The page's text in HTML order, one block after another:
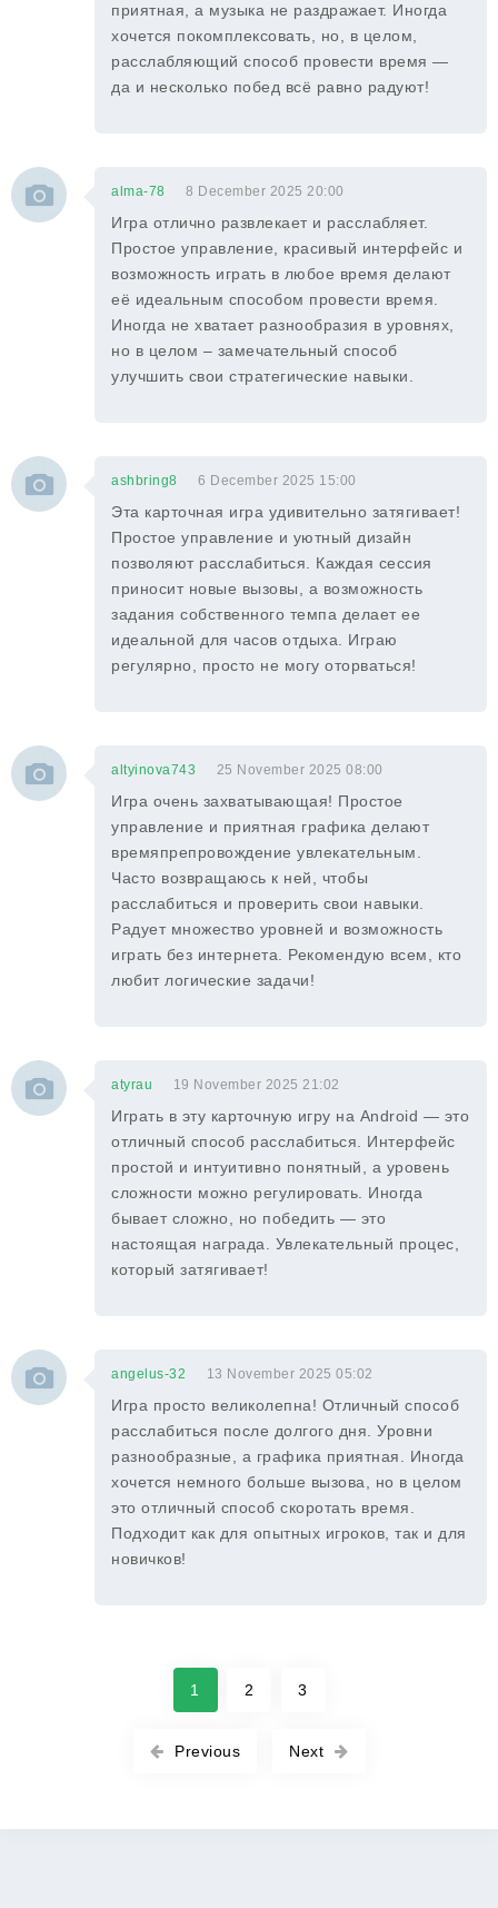
приятная, а музыка не раздражает. Иногда
хочется покомплексовать, но, в целом,
расслабляющий способ провести время —
да и несколько побед всё равно радуют!
alma-78 8 December 2025 20:00
Игра отлично развлекает и расслабляет.
Простое управление, красивый интерфейс и
возможность играть в любое время делают
её идеальным способом провести время.
Иногда не хватает разнообразия в уровнях,
но в целом – замечательный способ
улучшить свои стратегические навыки.
ashbring8 6 December 2025 15:00
Эта карточная игра удивительно затягивает!
Простое управление и уютный дизайн
позволяют расслабиться. Каждая сессия
приносит новые вызовы, а возможность
задания собственного темпа делает ее
идеальной для часов отдыха. Играю
регулярно, просто не могу оторваться!
altyinova743 25 November 2025 08:00
Игра очень захватывающая! Простое
управление и приятная графика делают
времяпрепровождение увлекательным.
Часто возвращаюсь к ней, чтобы
расслабиться и проверить свои навыки.
Радует множество уровней и возможность
играть без интернета. Рекомендую всем, кто
любит логические задачи!
atyrau 19 November 2025 21:02
Играть в эту карточную игру на Android — это
отличный способ расслабиться. Интерфейс
простой и интуитивно понятный, а уровень
сложности можно регулировать. Иногда
бывает сложно, но победить — это
настоящая награда. Увлекательный процес,
который затягивает!
angelus-32 13 November 2025 05:02
Игра просто великолепна! Отличный способ
расслабиться после долгого дня. Уровни
разнообразные, а графика приятная. Иногда
хочется немного больше вызова, но в целом
это отличный способ скоротать время.
Подходит как для опытных игроков, так и для
новичков!
Previous
1 2 3
Next